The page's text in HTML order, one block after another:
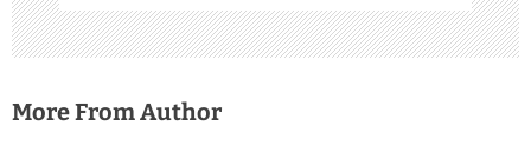
More From Author